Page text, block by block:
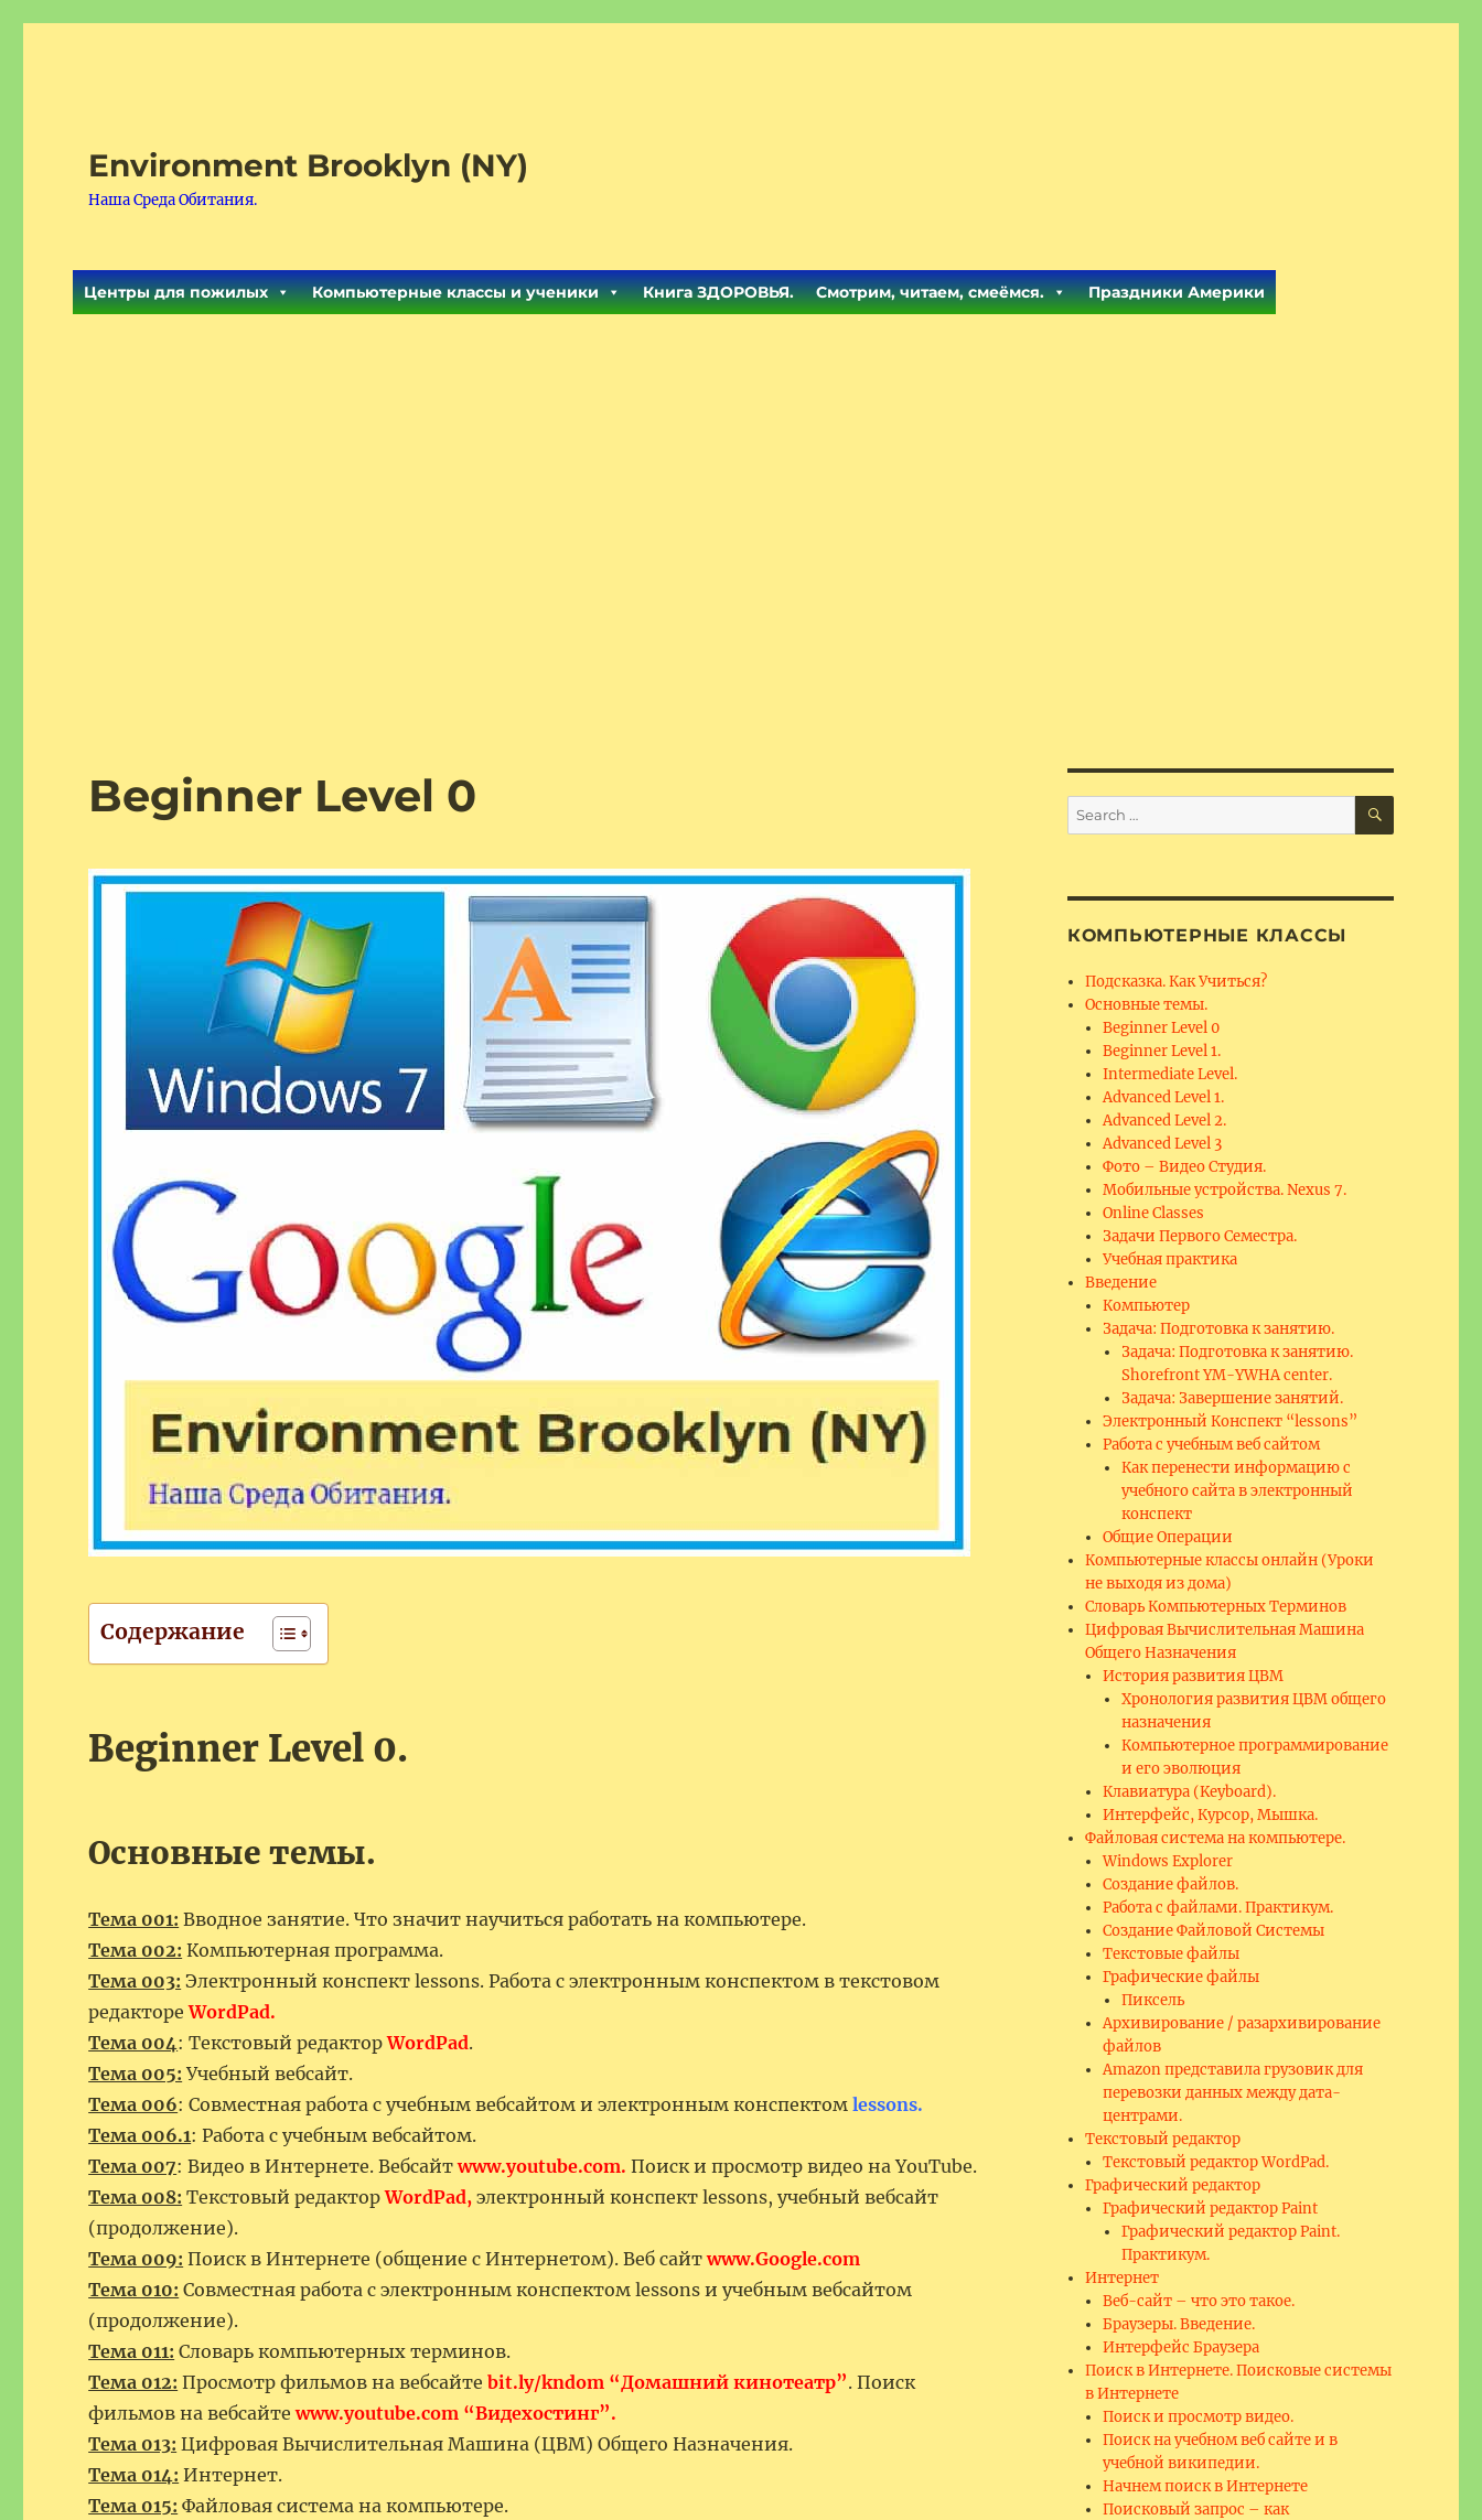
Environment Brooklyn (NY)
Наша Среда Обитания.
Центры для пожилых Компьютерные классы и ученики Книга ЗДОРОВЬЯ. Смотрим, читаем, смеёмся. Праздники Америки
Beginner Level 0
Содержание
Beginner Level 0.
Основные темы.
Тема 001: Вводное занятие. Что значит научиться работать на компьютере.
Тема 002: Компьютерная программа.
Тема 003: Электронный конспект lessons. Работа с электронным конспектом в текстовом
редакторе WordPad.
Тема 004: Текстовый редакторWordPad.
Тема 005: Учебный вебсайт.
Тема 006: Совместная работа с учебным вебсайтом и электронным конспектомlessons.
Тема 006.1: Работа с учебным вебсайтом.
Тема 007: Видео в Интернете. Вебсайтwww.youtube.com. Поиск и просмотр видео на YouTube.
Тема 008: Текстовый редакторWordPad, электронный конспект lessons, учебный вебсайт
(продолжение).
Тема 009: Поиск в Интернете (общение с Интернетом). Веб сайтwww.Google.com
Тема 010: Совместная работа с электронным конспектом lessons и учебным вебсайтом
(продолжение).
Тема 011: Словарь компьютерных терминов.
Тема 012: Просмотр фильмов на вебсайтеbit.ly/kndom “Домашний кинотеатр”. Поиск
фильмов на вебсайтеwww.youtube.com “Видехостинг”.
Тема 013: Цифровая Вычислительная Машина (ЦВМ) Общего Назначения.
Тема 014: Интернет.
Тема 015: Файловая система на компьютере.
Search
for:
SEARCH
КОМПЬЮТЕРНЫЕ КЛАССЫ
Подсказка. Как Учиться?
Основные темы.
Beginner Level 0
Beginner Level 1.
Intermediate Level.
Advanced Level 1.
Advanced Level 2.
Advanced Level 3
Фото – Видео Студия.
Мобильные устройства. Nexus 7.
Online Classes
Задачи Первого Семестра.
Учебная практика
Введение
Компьютер
Задача: Подготовка к занятию.
Задача: Подготовка к занятию.
Shorefront YM-YWHA center.
Задача: Завершение занятий.
Электронный Конспект “lessons”
Работа с учебным веб сайтом
Как перенести информацию с
учебного сайта в электронный
конспект
Общие Операции
Компьютерные классы онлайн (Уроки
не выходя из дома)
Словарь Компьютерных Терминов
Цифровая Вычислительная Машина
Общего Назначения
История развития ЦВМ
Хронология развития ЦВМ общего
назначения
Компьютерное программирование
и его эволюция
Клавиатура (Keyboard).
Интерфейс, Курсор, Мышка.
Файловая система на компьютере.
Windows Explorer
Создание файлов.
Работа с файлами. Практикум.
Создание Файловой Системы
Текстовые файлы
Графические файлы
Пиксель
Архивирование / разархивирование
файлов
Amazon представила грузовик для
перевозки данных между дата-
центрами.
Текстовый редактор
Текстовый редактор WordPad.
Графический редактор
Графический редактор Paint
Графический редактор Paint.
Практикум.
Интернет
Веб-сайт – что это такое.
Браузеры. Введение.
Интерфейс Браузера
Поиск в Интернете. Поисковые системы
в Интернете
Поиск и просмотр видео.
Поиск на учебном веб сайте и в
учебной википедии.
Начнем поиск в Интернете
Поисковый запрос – как